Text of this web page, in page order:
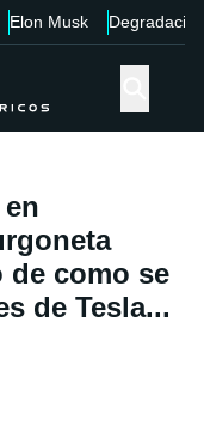
Elon Musk Degradación
de como se
de Tesla...